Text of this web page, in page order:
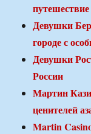
Девушки
городе с
Девушки
России
Мартин
ценителей
Martin